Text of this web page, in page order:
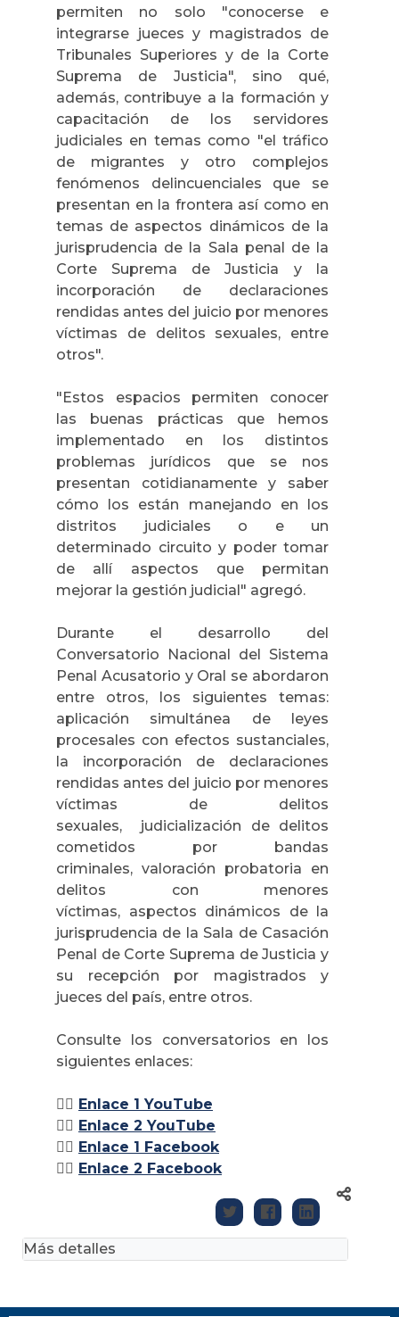
permiten no solo "conocerse e
integrarse jueces y magistrados de
Tribunales Superiores y de la Corte
Suprema de Justicia", sino qué,
además, contribuye a la formación y
capacitación de los servidores
judiciales en temas como "el tráfico
de migrantes y otro complejos
fenómenos delincuenciales que se
presentan en la frontera así como en
temas de aspectos dinámicos de la
jurisprudencia de la Sala penal de la
Corte Suprema de Justicia
y la
incorporación de declaraciones
rendidas antes del juicio por menores
víctimas de delitos sexuales, entre
otros".
"Estos espacios permiten conocer
las buenas prácticas que hemos
implementado en los distintos
problemas jurídicos que se nos
presentan cotidianamente y saber
cómo los están manejando en los
distritos judiciales o e un
determinado circuito y poder tomar
de allí aspectos que permitan
mejorar la gestión judicial" agregó.
Durante el desarrollo del
Conversatorio Nacional del Sistema
Penal Acusatorio y Oral se abordaron
entre otros, los siguientes temas:
aplicación simultánea de leyes
procesales con efectos sustanciales,
la incorporación de declaraciones
rendidas antes del juicio por menores
víctimas de delitos
sexuales, judicialización de delitos
cometidos por bandas
criminales, valoración probatoria en
delitos con menores
víctimas, aspectos dinámicos de la
jurisprudencia de la Sala de Casación
Penal de Corte Suprema de Justicia y
su recepción por magistrados y
jueces del país, entre otros.
Consulte los conversatorios en los
siguientes enlaces:
👉🏽 Enlace 1 YouTube
👉🏽 Enlace 2 YouTube
👉🏽 Enlace 1 Facebook
👉🏽 Enlace 2 Facebook
Más detalles